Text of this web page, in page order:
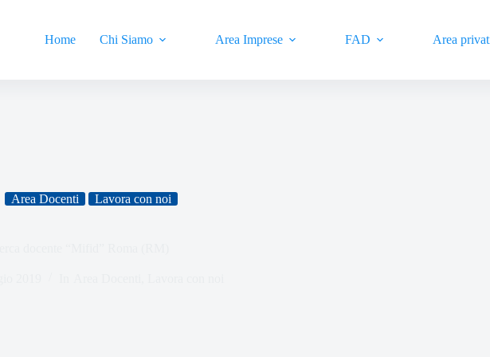
Home Chi Siamo Area Imprese FAD Area
Area Docenti Lavora con noi